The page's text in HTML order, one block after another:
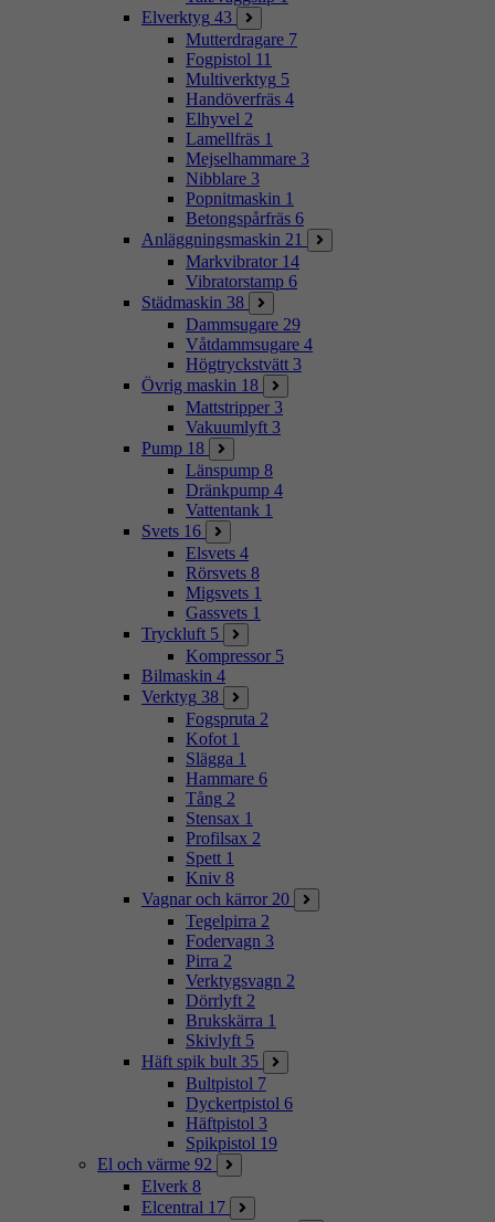
Elverktyg 43
Mutterdragare 7
Fogpistol 11
Multiverktyg 5
Handöverfräs 4
Elhyvel 2
Lamellfräs 1
Mejselhammare 3
Nibblare 3
Popnitmaskin 1
Betongspårfräs 6
Anläggningsmaskin 21
Markvibrator 14
Vibratorstamp 6
Städmaskin 38
Dammsugare 29
Våtdammsugare 4
Högtryckstvätt 3
Övrig maskin 18
Mattstripper 3
Vakuumlyft 3
Pump 18
Länspump 8
Dränkpump 4
Vattentank 1
Svets 16
Elsvets 4
Rörsvets 8
Migsvets 1
Gassvets 1
Tryckluft 5
Kompressor 5
Bilmaskin 4
Verktyg 38
Fogspruta 2
Kofot 1
Slägga 1
Hammare 6
Tång 2
Stensax 1
Profilsax 2
Spett 1
Kniv 8
Vagnar och kärror 20
Tegelpirra 2
Fodervagn 3
Pirra 2
Verktygsvagn 2
Dörrlyft 2
Brukskärra 1
Skivlyft 5
Häft spik bult 35
Bultpistol 7
Dyckertpistol 6
Häftpistol 3
Spikpistol 19
El och värme 92
Elverk 8
Elcentral 17